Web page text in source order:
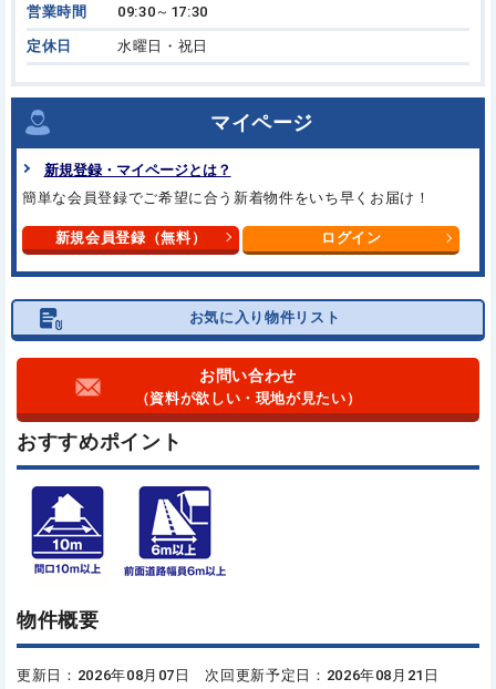
営業時間 09:30～17:30
定休日 水曜日・祝日
マイページ
新規登録・マイページとは？
簡単な会員登録でご希望に合う 新着物件をいち早くお届け！
新規会員登録（無料） ログイン
お気に入り物件リスト
お問い合わせ
（資料が欲しい・現地が見たい）
おすすめポイント
物件概要
更新日：2026年08月07日 次回更新予定日：2026年08月21日